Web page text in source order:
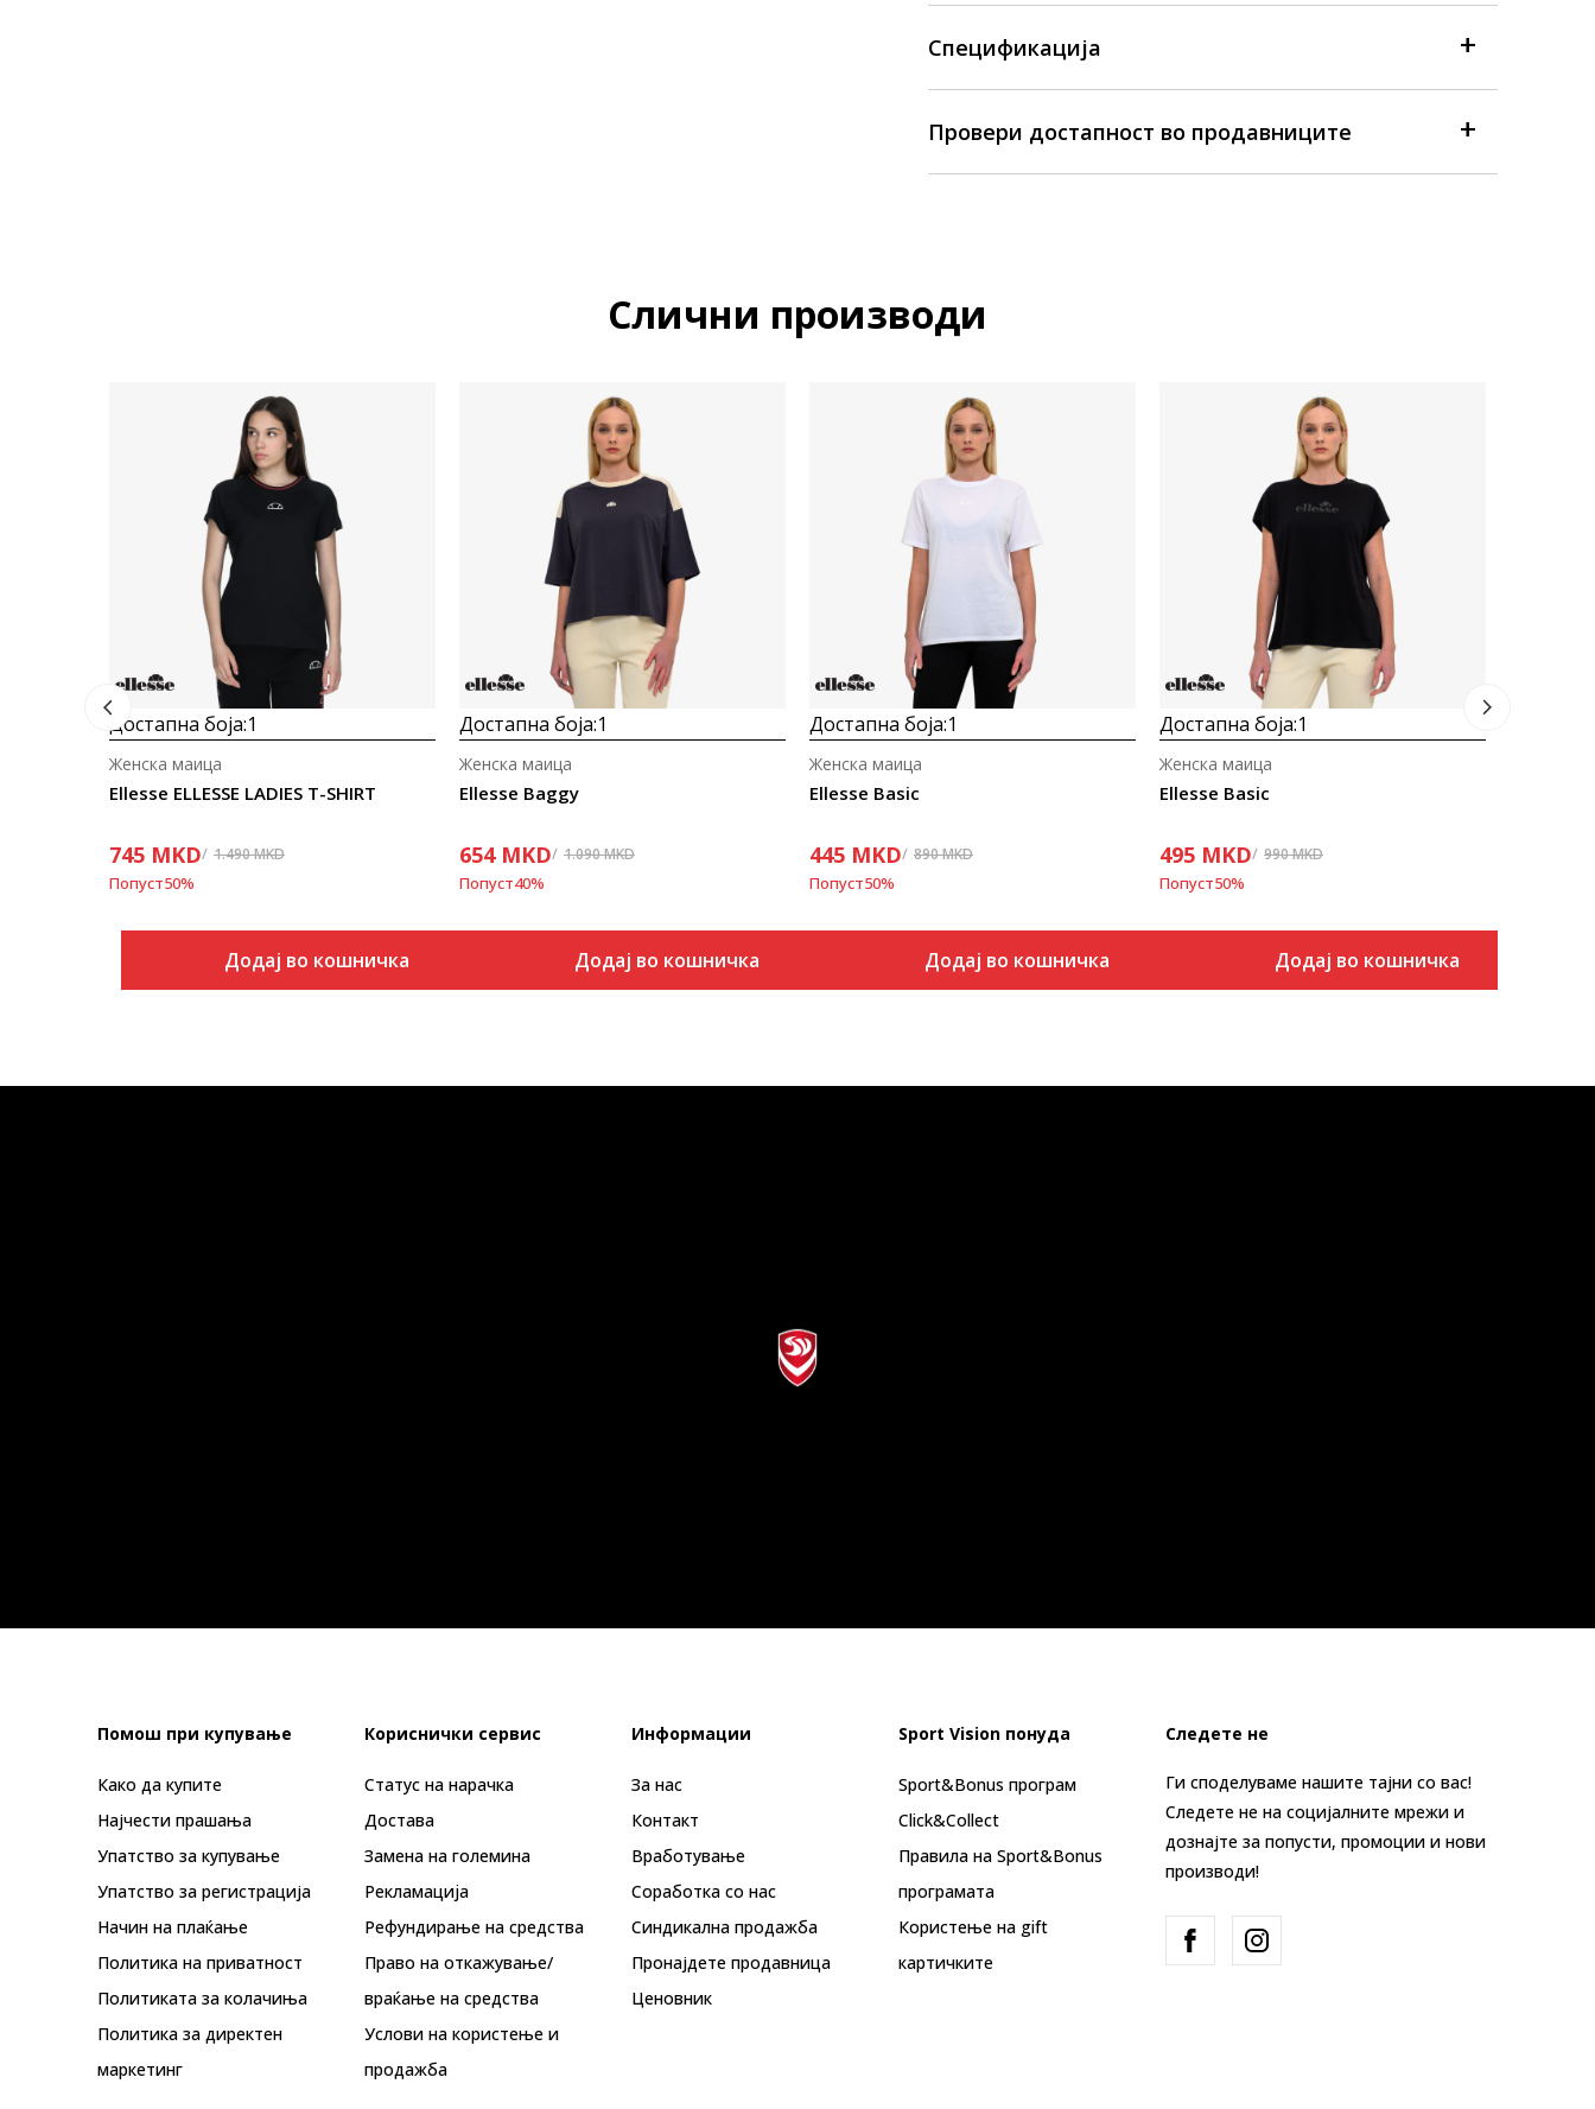
Спецификација
Провери достапност во продавниците
Слични производи
Достапна боја:1
Ellesse ELLESSE LADIES T-SHIRT
Женска маица
745 MKD 1.490MKD
Попуст50%
Додај во кошничка
Достапна боја:1
Ellesse Baggy
Женска маица
654 MKD 1.090MKD
Попуст40%
Додај во кошничка
Достапна боја:1
Ellesse Basic
Женска маица
445 MKD 890MKD
Попуст50%
Додај во кошничка
Достапна боја:1
Ellesse Basic
Женска маица
495 MKD 990MKD
Попуст50%
Додај во кошничка
Помош при купување
Како да купите
Најчести прашања
Упатство за купување
Упатство за регистрација
Начин на плаќање
Политика на приватност
Политиката за колачиња
Политика за директен
маркетинг
Кориснички сервис
Статус на нарачка
Достава
Замена на големина
Рекламациja
Рефундирање на средства
Право на откажување/
враќање на средства
Услови на користење и
продажба
Информации
За нас
Контакт
Вработување
Соработка со нас
Синдикална продажба
Пронајдете продавница
Ценовник
Sport Vision понуда
Sport&Bonus програм
Click&Collect
Правила на Sport&Bonus
програмата
Користење на gift
картичките
Следете не
Ги споделуваме нашите тајни со вас!
Следете не на социјалните мрежи и
дознајте за попусти, промоции и нови
производи!